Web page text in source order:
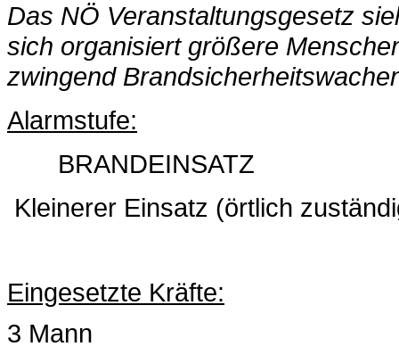
Das NÖ Veranstaltungsgesetz
sich organisiert größere
zwingend
Alarmstufe:
BRANDEINSATZ
Kleinerer Einsatz (örtlich
Eingesetzte Kräfte:
3 Mann